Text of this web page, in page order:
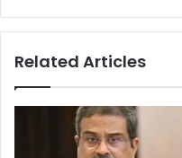
Related Articles